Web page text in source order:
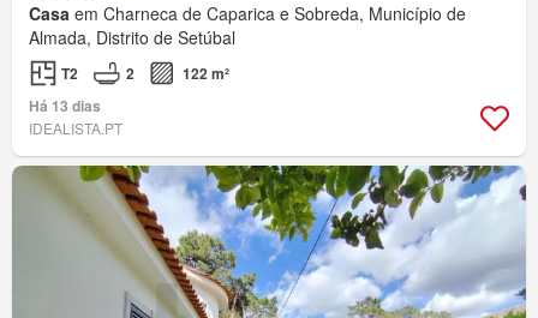
Casa em Charneca de Caparica e Sobreda, Município de
Almada, Distrito de Setúbal
T2 2
122 m²
Há 13 dias
IDEALISTA.PT